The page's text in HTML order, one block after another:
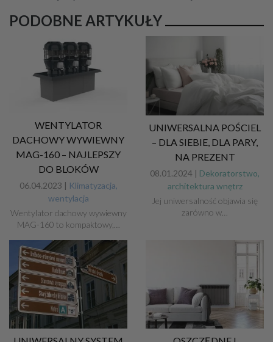
PODOBNE ARTYKUŁY
WENTYLATOR
DACHOWY WYWIEWNY
MAG-160 – NAJLEPSZY
DO BLOKÓW
06.04.2023 | Klimatyzacja,
wentylacja
Wentylator dachowy wywiewny
MAG-160 to kompaktowy,…
UNIWERSALNA POŚCIEL
– DLA SIEBIE, DLA PARY,
NA PREZENT
08.01.2024 | Dekoratorstwo,
architektura wnętrz
Jej uniwersalność objawia się
zarówno w…